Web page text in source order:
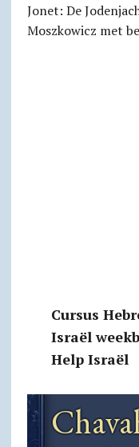
Jonet: De
Moszkowicz met
Cursus
Israël
Help Israël